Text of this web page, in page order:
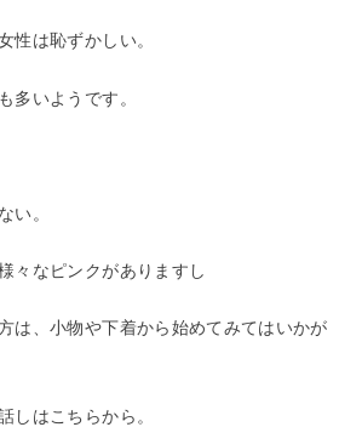
性は恥ずかしい。
多いようです。
い。
々なピンクがありますし
は、小物や下着から始めてみてはいかが
しはこちらから。